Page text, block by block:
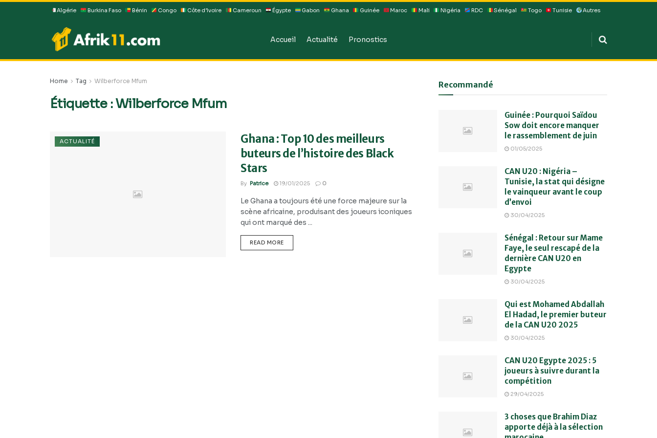
Algérie Burkina Faso Bénin Congo Côte d’Ivoire Cameroun Égypte Gabon Ghana Guinée Maroc Mali Nigéria RDC Sénégal Togo Tunisie Autres
Accueil Actualité Pronostics
Home Tag Wilberforce Mfum
Étiquette :Wilberforce Mfum
ACTUALITÉ
Ghana : Top 10 des meilleurs
buteurs de l’histoire des Black
Stars
By Patrice 19/01/2025 0
Le Ghana a toujours été une force majeure sur la
scène africaine, produisant des joueurs iconiques
qui ont marqué des ...
READ MORE
Recommandé
Guinée : Pourquoi Saïdou
Sow doit encore manquer
le rassemblement de juin
01/05/2025
CAN U20 : Nigéria –
Tunisie, la stat qui désigne
le vainqueur avant le coup
d’envoi
30/04/2025
Sénégal : Retour sur Mame
Faye, le seul rescapé de la
dernière CAN U20 en
Egypte
30/04/2025
Qui est Mohamed Abdallah
El Hadad, le premier buteur
de la CAN U20 2025
30/04/2025
CAN U20 Egypte 2025 : 5
joueurs à suivre durant la
compétition
29/04/2025
3 choses que Brahim Diaz
apporte déjà à la sélection